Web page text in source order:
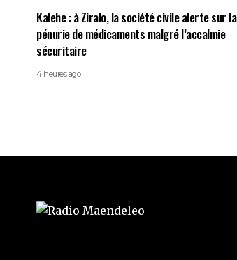
Kalehe : à Ziralo, la société civile alerte sur la
pénurie de médicaments malgré l’accalmie
sécuritaire
4 heures ago